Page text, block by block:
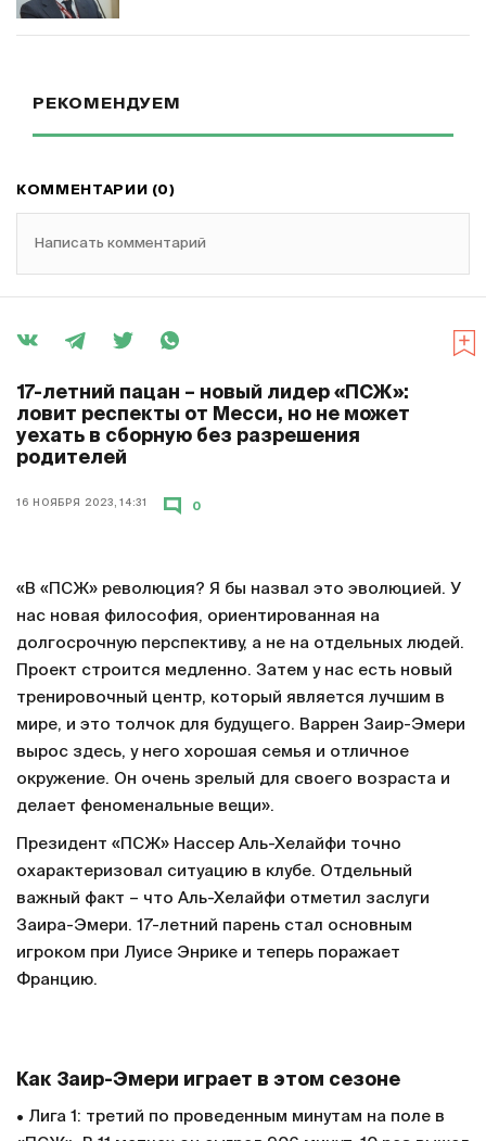
РЕКОМЕНДУЕМ
КОММЕНТАРИИ (0)
Написать комментарий
17-летний пацан – новый лидер «ПСЖ»:
ловит респекты от Месси, но не может
уехать в сборную без разрешения
родителей
16 НОЯБРЯ 2023, 14:31 0
«В «ПСЖ» революция? Я бы назвал это эволюцией. У
нас новая философия, ориентированная на
долгосрочную перспективу, а не на отдельных людей.
Проект строится медленно. Затем у нас есть новый
тренировочный центр, который является лучшим в
мире, и это толчок для будущего. Варрен Заир-Эмери
вырос здесь, у него хорошая семья и отличное
окружение. Он очень зрелый для своего возраста и
делает феноменальные вещи».
Президент «ПСЖ» Нассер Аль-Хелайфи точно
охарактеризовал ситуацию в клубе. Отдельный
важный факт – что Аль-Хелайфи отметил заслуги
Заира-Эмери. 17-летний парень стал основным
игроком при Луисе Энрике и теперь поражает
Францию.
Как Заир-Эмери играет в этом сезоне
• Лига 1: третий по проведенным минутам на поле в